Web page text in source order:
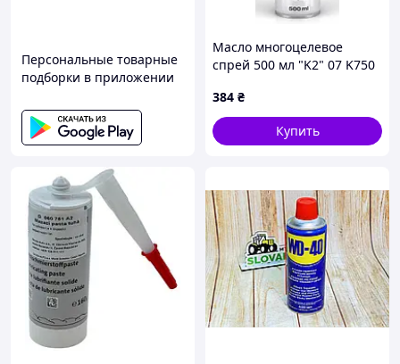
Персональные товарные
подборки в приложении
Масло многоцелевое
спрей 500 мл "K2" 07 K750
кор)
384 ₴
Купить